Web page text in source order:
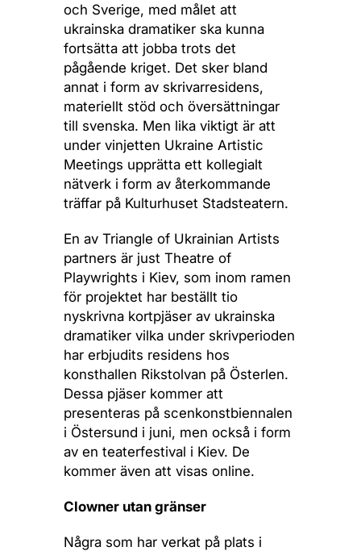
och Sverige, med målet att
ukrainska dramatiker ska kunna
fortsätta att jobba trots det
pågående kriget. Det sker bland
annat i form av skrivarresidens,
materiellt stöd och översättningar
till svenska. Men lika viktigt är att
under vinjetten Ukraine Artistic
Meetings upprätta ett kollegialt
nätverk i form av återkommande
träffar på Kulturhuset Stadsteatern.
En av Triangle of Ukrainian Artists
partners är just Theatre of
Playwrights i Kiev, som inom ramen
för projektet har beställt tio
nyskrivna kortpjäser av ukrainska
dramatiker vilka under skrivperioden
har erbjudits residens hos
konsthallen Rikstolvan på Österlen.
Dessa pjäser kommer att
presenteras på scenkonstbiennalen
i Östersund i juni, men också i form
av en teaterfestival i Kiev. De
kommer även att visas online.
Clowner utan gränser
Några som har verkat på plats i